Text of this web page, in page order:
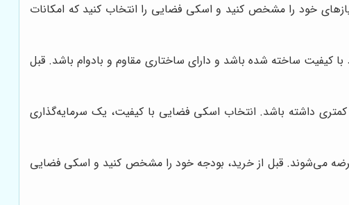
خود را مشخص کنید و اسکی فضایی را انتخاب کنید که امکانات
کیفیت ساخته شده باشد و دارای ساختاری مقاوم و بادوام باشد. قبل
کمتری داشته باشد. انتخاب اسکی فضایی با کیفیت، یک سرمایه‌گذاری
می‌شوند. قبل از خرید، بودجه خود را مشخص کنید و اسکی فضایی